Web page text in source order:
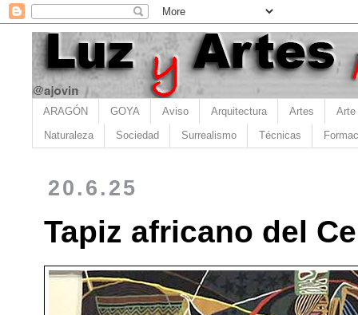
ARAGÓN GOYA Aviso Arquitectura Artes Arte
Naturaleza Sociedad Surrealismo Técnicas
20.6.25
Tapiz africano del